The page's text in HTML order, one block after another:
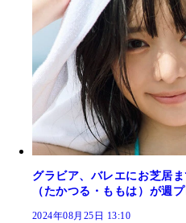
グラビア、バレエにお芝居
（たかつる・ももは）が週
2024年08月25日 13:10